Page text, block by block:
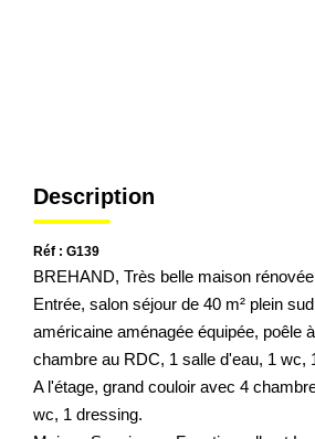
Description
Réf : G139
BREHAND, Très belle maison
Entrée, salon séjour de 40 m² plein
américaine aménagée équipée, poêle
chambre au RDC, 1 salle d'eau, 1 wc,
A l'étage, grand couloir avec 4
wc, 1 dressing.